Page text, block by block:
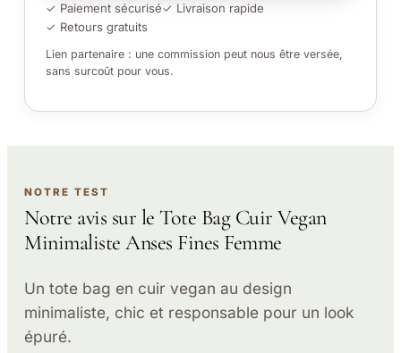
✓ Paiement sécurisé✓ Livraison rapide
✓ Retours gratuits
Lien partenaire : une commission peut nous être versée,
sans surcoût pour vous.
NOTRE TEST
Notre avis sur le Tote Bag Cuir Vegan
Minimaliste Anses Fines Femme
Un tote bag en cuir vegan au design
minimaliste, chic et responsable pour un look
épuré.